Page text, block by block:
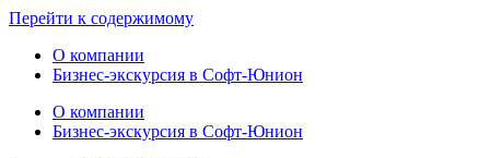
Перейти к содержимому
О компании
Бизнес-экскурсия в Софт-Юнион
О компании
Бизнес-экскурсия в Софт-Юнион